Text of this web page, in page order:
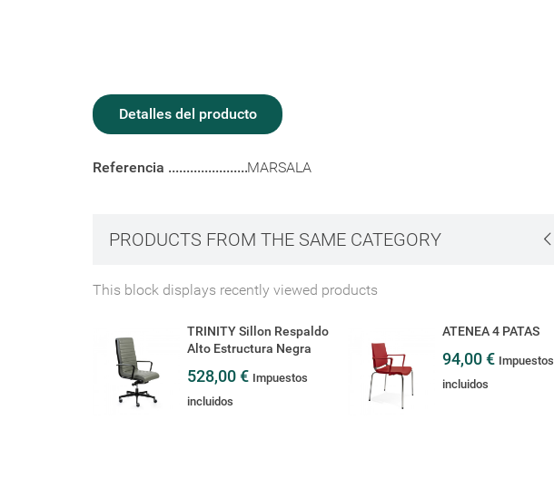
Detalles del producto
Referencia MARSALA
PRODUCTS FROM THE SAME CATEGORY
This block displays recently viewed products
TRINITY Sillon Respaldo
Alto Estructura Negra
528,00 € Impuestos
incluidos
ATENEA 4 PATAS
94,00 € Impuestos
incluidos